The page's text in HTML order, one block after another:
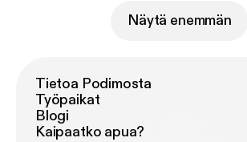
Näytä enemmän
Tietoa Podimosta
Työpaikat
Blogi
Kaipaatko apua?